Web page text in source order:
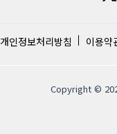
개인정보처리방침 이용약
Copyright ©